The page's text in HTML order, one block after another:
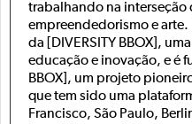
trabalhando na interseção
empreendedorismo e arte.
da [DIVERSITY BBOX],
educação e inovação, e é
BBOX], um projeto
que tem sido uma
Francisco, São Paulo,